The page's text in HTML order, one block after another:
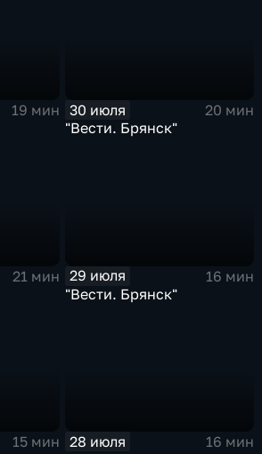
19 мин
30 июля
20 мин
"Вести. Брянск"
21 мин
29 июля
16 мин
"Вести. Брянск"
15 мин
28 июля
16 мин